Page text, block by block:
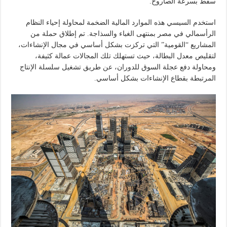
استخدم السيسي هذه الموارد المالية الضخمة لمحاولة إحياء النظام
الرأسمالي في مصر بمنتهى الغباء والسذاجة. تم إطلاق حملة من
المشاريع “القومية” التي تركزت بشكل أساسي في مجال الإنشاءات،
لتقليص معدل البطالة، حيث تستهلك تلك المجالات عمالة كثيفة،
ومحاولة دفع عجلة السوق للدوران، عن طريق تشغيل سلسلة الإنتاج
المرتبطة بقطاع الإنشاءات بشكل أساسي.